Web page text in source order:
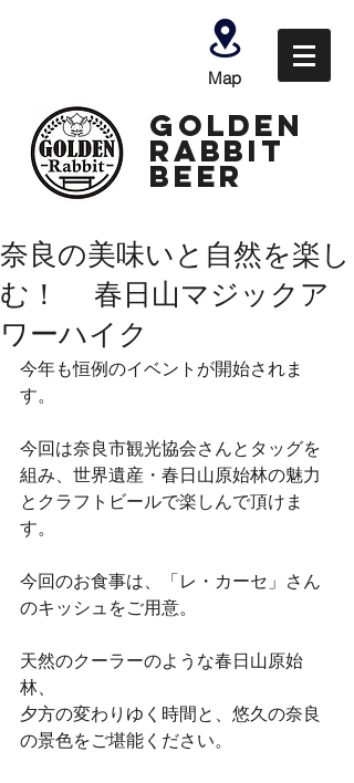
Map
GOLDEN
Rabbit
Beer
奈良の美味いと自然を楽し
む！ 春日山マジックア
ワーハイク
今年も恒例のイベントが開始されま
す。
今回は奈良市観光協会さんとタッグを
組み、世界遺産・春日山原始林の魅力
とクラフトビールで楽しんで頂けま
す。
今回のお食事は、「レ・カーセ」さん
のキッシュをご用意。
天然のクーラーのような春日山原始
林、
夕方の変わりゆく時間と、悠久の奈良
の景色をご堪能ください。